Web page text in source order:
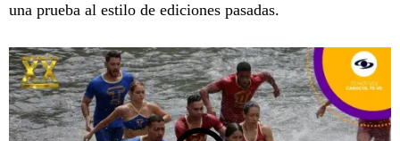
una prueba al estilo de ediciones pasadas.